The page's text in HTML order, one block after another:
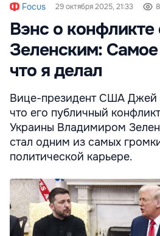
Focus 29 октября 2025, 21:33
Вэнс о конфликте
Зеленским: Самое
что я делал
Вице-президент США Джей
что его публичный
Украины Владимиром
стал одним из самых
политической карьере.